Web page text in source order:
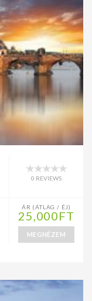
0 REVIEWS
ÁR (ÁTLAG / ÉJ)
25,000FT
MEGNÉZEM